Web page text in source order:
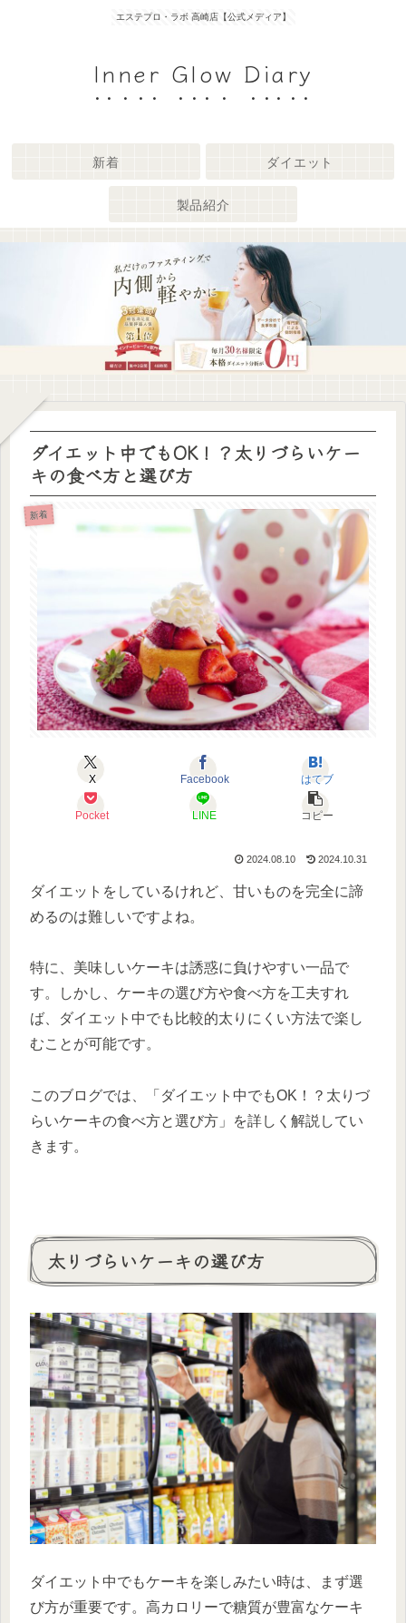
エステプロ・ラボ 高崎店【公式メディア】
Inner Glow Diary
新着 ダイエット
製品紹介
ダイエット中でもOK！？太りづらいケー
キの食べ方と選び方
新着
X Facebook はてブ
Pocket LINE コピー
2024.08.10 2024.10.31
ダイエットをしているけれど、甘いものを完全に諦
めるのは難しいですよね。
特に、美味しいケーキは誘惑に負けやすい一品で
す。しかし、ケーキの選び方や食べ方を工夫すれ
ば、ダイエット中でも比較的太りにくい方法で楽し
むことが可能です。
このブログでは、「ダイエット中でもOK！？太りづ
らいケーキの食べ方と選び方」を詳しく解説してい
きます。
太りづらいケーキの選び方
ダイエット中でもケーキを楽しみたい時は、まず選
び方が重要です。高カロリーで糖質が豊富なケーキ